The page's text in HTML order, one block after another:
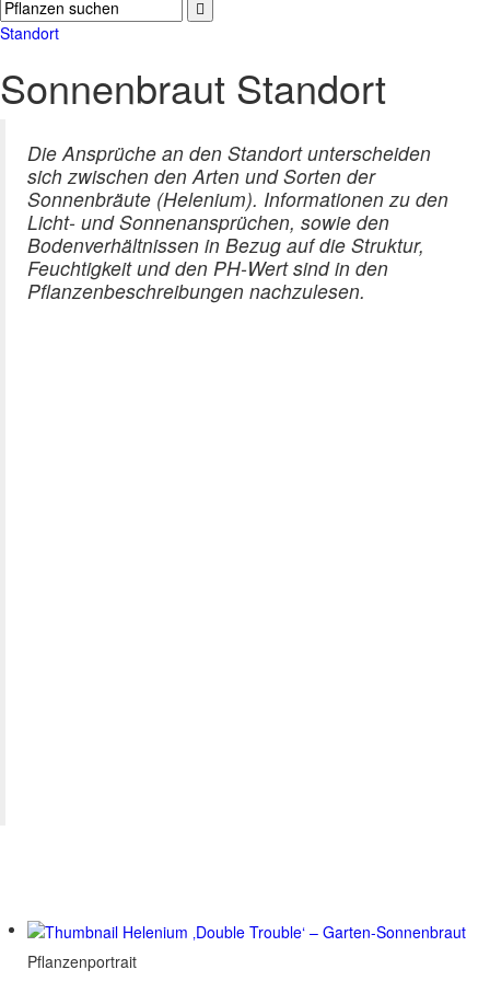
Standort
Sonnenbraut Standort
Die Ansprüche an den Standort unterscheiden
sich zwischen den Arten und Sorten der
Sonnenbräute (Helenium). Informationen zu den
Licht- und Sonnenansprüchen, sowie den
Bodenverhältnissen in Bezug auf die Struktur,
Feuchtigkeit und den PH-Wert sind in den
Pflanzenbeschreibungen nachzulesen.
Pflanzenportrait